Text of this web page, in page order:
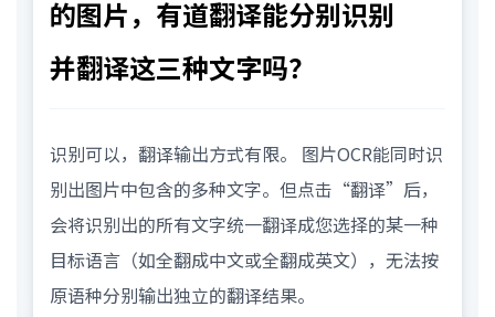
的图片，有道翻译能分别识别
并翻译这三种文字吗？
识别可以，翻译输出方式有限。 图片OCR能同时识
别出图片中包含的多种文字。但点击“翻译”后，
会将识别出的所有文字统一翻译成您选择的某一种
目标语言（如全翻成中文或全翻成英文），无法按
原语种分别输出独立的翻译结果。